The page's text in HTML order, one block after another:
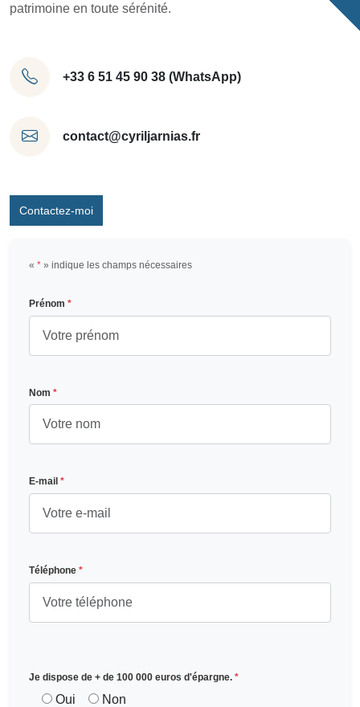
patrimoine en toute sérénité.
+33 6 51 45 90 38 (WhatsApp)
contact@cyriljarnias.fr
Contactez-moi
« * » indique les champs nécessaires
Prénom *
Nom *
E-mail *
Téléphone *
Je dispose de + de 100 000 euros d'épargne. *
Oui Non